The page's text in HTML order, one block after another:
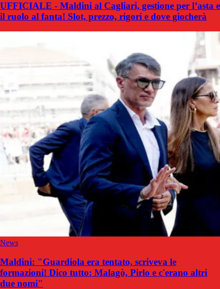
UFFICIALE - Maldini al Cagliari, gestione per l’asta e
il ruolo al fanta! Slot, prezzo, rigori e dove giocherà
News
Maldini: "Guardiola era tentato, scriveva le
formazioni! Dico tutto: Malagò, Pirlo e c'erano altri
due nomi"